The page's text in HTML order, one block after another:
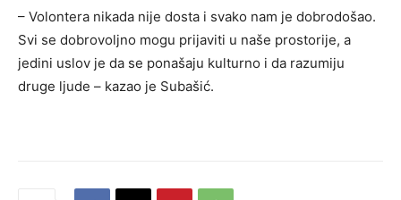
– Volontera nikada nije dosta i svako nam je dobrodošao.
Svi se dobrovoljno mogu prijaviti u naše prostorije, a
jedini uslov je da se ponašaju kulturno i da razumiju
druge ljude – kazao je Subašić.